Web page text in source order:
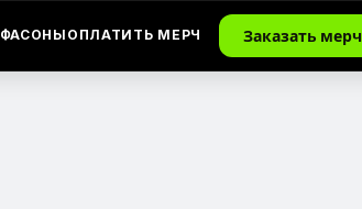
ФАСОНЫ ОПЛАТИТЬ МЕРЧ Заказать мерч